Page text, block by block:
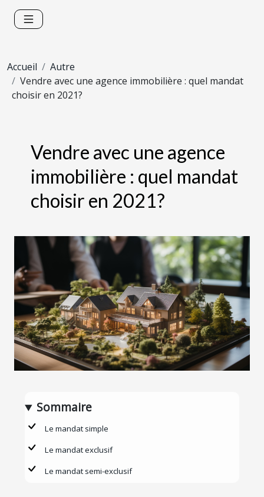
Accueil
Autre
Vendre avec une agence immobilière : quel mandat
choisir en 2021?
Vendre avec une agence
immobilière : quel mandat
choisir en 2021?
Sommaire
Le mandat simple
Le mandat exclusif
Le mandat semi-exclusif